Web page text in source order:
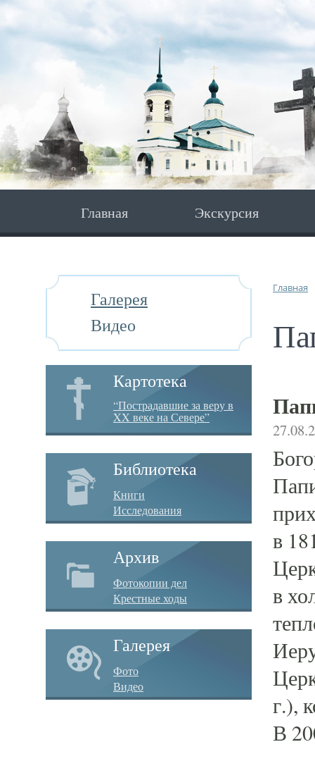
Главная Экскурсия
Галерея
Видео
Картотека
“Пострадавшие за веру в
XX веке на Севере”
Библиотека
Книги
Исследования
Архив
Фотокопии дел
Крестные ходы
Галерея
Фото
Видео
Главная
в
в
г.),
В